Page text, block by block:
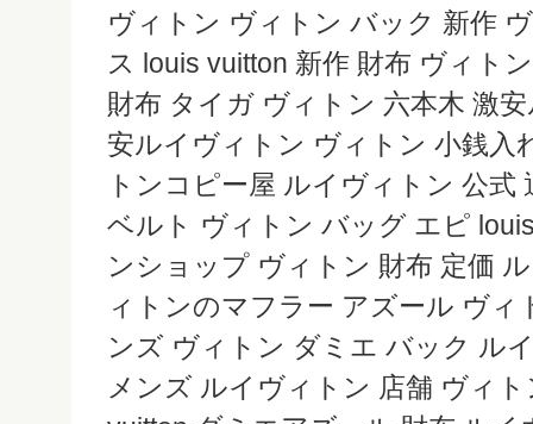
ヴィトン ヴィトン バック 新作
ス louis vuitton 新作 財布 ヴィト
財布 タイガ ヴィトン 六本木 激
安ルイヴィトン ヴィトン 小銭入
トンコピー屋 ルイヴィトン 公式
ベルト ヴィトン バッグ エピ
ンショップ ヴィトン 財布 定価
ィトンのマフラー アズール ヴ
ンズ ヴィトン ダミエ バック ル
メンズ ルイヴィトン 店舗 ヴィ